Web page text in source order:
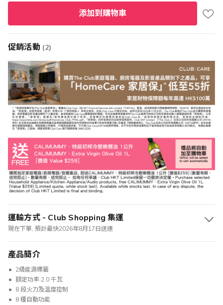
添加到購物車
促銷活動 (2)
運輸方式 - Club Shopping 集運
現在下單, 預計最快2026年8月17日送達
產品簡介
2級能源標籤
額定功率:2.0 千瓦
8 段火力及溫度控制
8 種自動功能